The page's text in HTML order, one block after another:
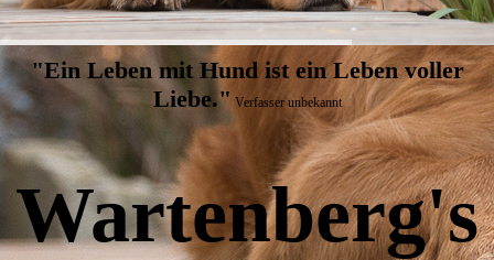
"Ein Leben mit Hund ist ein Leben voller
Liebe." Verfasser unbekannt
Wartenberg's